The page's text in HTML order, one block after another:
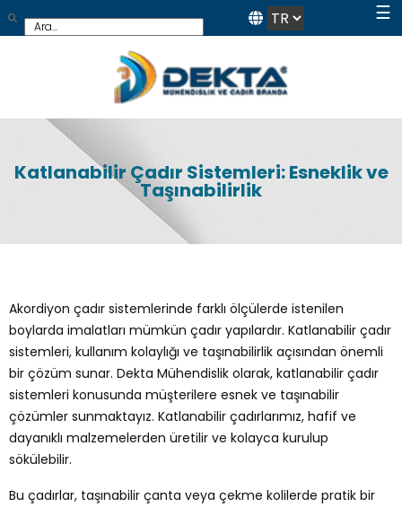
☰
Katlanabilir Çadır Sistemleri: Esneklik ve
Taşınabilirlik
Akordiyon çadır sistemlerinde farklı ölçülerde istenilen
boylarda imalatları mümkün çadır yapılardır. Katlanabilir çadır
sistemleri, kullanım kolaylığı ve taşınabilirlik açısından önemli
bir çözüm sunar. Dekta Mühendislik olarak, katlanabilir çadır
sistemleri konusunda müşterilere esnek ve taşınabilir
çözümler sunmaktayız. Katlanabilir çadırlarımız, hafif ve
dayanıklı malzemelerden üretilir ve kolayca kurulup
sökülebilir.
Bu çadırlar, taşınabilir çanta veya çekme kolilerde pratik bir